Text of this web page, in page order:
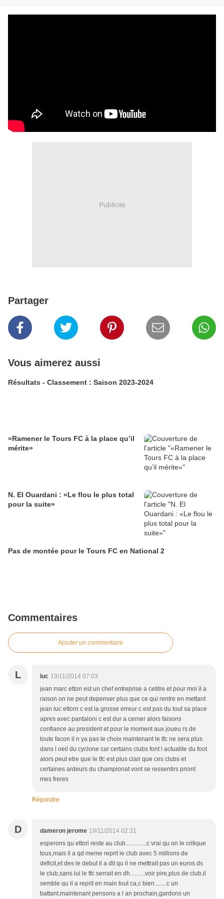
Publicité
Partager
Vous aimerez aussi
Résultats - Classement : Saison 2023-2024
«Ramener le Tours FC à la place qu’il
mérite»
N. El Ouardani : «Le flou le plus total
pour la suite»
Pas de montée pour le Tours FC en National 2
Commentaires
Ajouter un commentaire
L luc 19/11/2014 07:03
jean marc ettori est un chef entreprise a cetitre et pour moi il a
raison on ne peut depenser plus que ce qui rentre en mettant
jean luc ettorri c est la grosse erreur c est pas du tout sa place
apres avec pantaloni c est dur a cerner alors faisons
confiance au president et pour le moment aux joueu rs de
toute facon il n ya pas le choix maintenant le tfc ne sera plus
dans l oeil du cyclone car certains clubs font l actualite du foot
alors peut etre que le tfc est plus clair que ces clubs et
certaines ardeurs du championat vont se ressentirs priont
mes freres
Répondre
D dameron jerome 19/11/2014 02:31
esperons qu ettori reste au club..............c vrai qu on le critique
tous,mais il a qd meme reprit le club avec 5 millions de
deficit,et des le debut il a dit qu il ne mettrait pas un euros ds
le club,sans lui le tfc serrait en dh..........voir pire,plus de club,il
semble qu il a reprit en main tout ca,c bien........c un
battant,maintenant pensons a l an prochain,gardons un